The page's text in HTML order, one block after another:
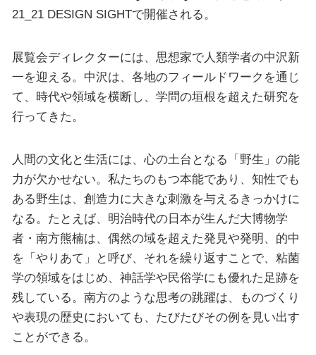
21_21 DESIGN SIGHTで開催される。
展覧会ディレクターには、思想家で人類学者の中沢新
一を迎える。中沢は、各地のフィールドワークを通じ
て、時代や領域を横断し、学問の垣根を超えた研究を
行ってきた。
人間の文化と生活には、心の土台となる「野生」の能
力が欠かせない。私たちのもつ本能であり、知性でも
ある野生は、創造力に大きな刺激を与えるきっかけに
なる。たとえば、明治時代の日本が生んだ大博物学
者・南方熊楠は、偶然の域を超えた発見や発明、的中
を「やりあて」と呼び、それを繰り返すことで、粘菌
学の領域をはじめ、神話学や民俗学にも優れた足跡を
残している。南方のような思考の跳躍は、ものづくり
や表現の歴史においても、たびたびその例を見い出す
ことができる。